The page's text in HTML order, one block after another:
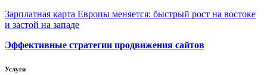
Зарплатная карта Европы меняется: быстрый рост на востоке
и застой на западе
Эффективные стратегии продвижения сайтов
Услуги